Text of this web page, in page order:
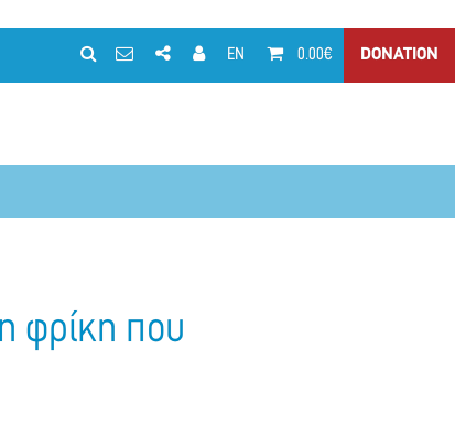
EN 0.00€ DONATION
φρίκη που